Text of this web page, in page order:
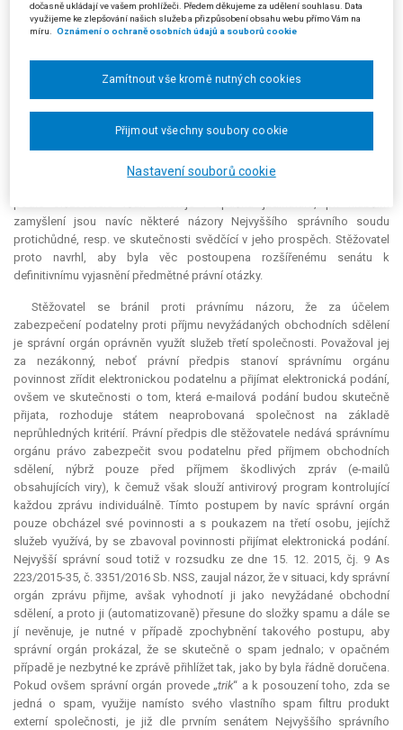
společnosti, která poskytuje bezpečnostní produkty v této oblasti, z
nichž jedním je téžblacklistpotenciálně nebezpečných blokovaných
zneužití tohoto práva.
stížnost, ve které navrhl napadený rozsudek zrušit a věc vrátit krajskému
soudu k dalšímu řízení. Stěžovatel měl za to, že názor krajského soudu
(založený na rozsudku Nejvyššího správního soudu ze dne 29. 11. 2017,
čj. 1 As 214/2017-32) představuje nesprávné posouzení právní otázky.
zamyšlení jsou navíc některé názory Nejvyššího správního soudu
protichůdné, resp. ve skutečnosti svědčící v jeho prospěch. Stěžovatel
proto navrhl, aby byla věc postoupena rozšířenému senátu k
definitivnímu vyjasnění předmětné právní otázky.
Stěžovatel se bránil proti právnímu názoru, že za účelem
zabezpečení podatelny proti příjmu nevyžádaných obchodních sdělení
je správní orgán oprávněn využít služeb třetí společnosti. Považoval jej
za nezákonný, neboť právní předpis stanoví správnímu orgánu
povinnost zřídit elektronickou podatelnu a přijímat elektronická podání,
ovšem ve skutečnosti o tom, která e-mailová podání budou skutečně
přijata, rozhoduje státem neaprobovaná společnost na základě
neprůhledných kritérií. Právní předpis dle stěžovatele nedává správnímu
orgánu právo zabezpečit svou podatelnu před příjmem obchodních
sdělení, nýbrž pouze před příjmem škodlivých zpráv (e-mailů
obsahujících viry), k čemuž však slouží antivirový program kontrolující
každou zprávu individuálně. Tímto postupem by navíc správní orgán
pouze obcházel své povinnosti a s poukazem na třetí osobu, jejíchž
služeb využívá, by se zbavoval povinnosti přijímat elektronická podání.
Nejvyšší správní soud totiž v rozsudku ze dne 15. 12. 2015, čj. 9 As
223/2015-35, č. 3351/2016 Sb. NSS, zaujal názor, že v situaci, kdy správní
orgán zprávu přijme, avšak vyhodnotí ji jako nevyžádané obchodní
sdělení, a proto ji (automatizovaně) přesune do složky spamu a dále se
jí nevěnuje, je nutné v případě zpochybnění takového postupu, aby
správní orgán prokázal, že se skutečně o spam jednalo; v opačném
případě je nezbytné ke zprávě přihlížet tak, jako by byla řádně doručena.
Pokud ovšem správní orgán provede „trik“ a k posouzení toho, zda se
jedná o spam, využije namísto svého vlastního spam filtru produkt
externí společnosti, je již dle prvním senátem Nejvyššího správního
dočasně ukládají ve vašem prohlížeči. Předem děkujeme za udělení souhlasu. Data
využijeme ke zlepšování našich služeb a přizpůsobení obsahu webu přímo Vám na
míru.
Oznámení o ochraně osobních údajů a souborů cookie
Nastavení souborů cookie
Zamítnout vše kromě nutných cookies
Přijmout všechny soubory cookie